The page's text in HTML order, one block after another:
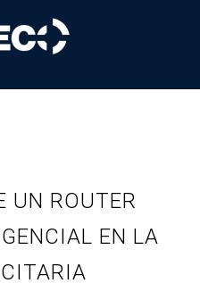
UN ROUTER
EN LA